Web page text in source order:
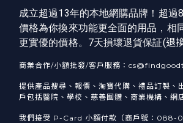
成立超過13年的本地網購品牌！超過
價格為你換來功能更全面的用品，相
更實優的價格。7天損壞退貨保証(退
商業合作/小額批發/客戶服務：
提供產品搜尋、報價、淘寶代購、禮品訂製、
戶包括醫院、學校、慈善團體、商業機構、網
我們接受 P-Card 小額付款（商戶號：088-